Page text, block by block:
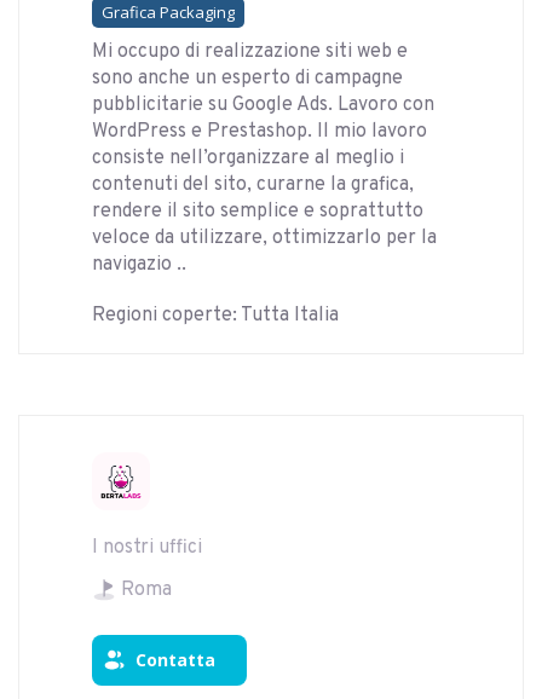
Grafica Packaging
Mi occupo di realizzazione siti web e
sono anche un esperto di campagne
pubblicitarie su Google Ads. Lavoro con
WordPress e Prestashop. Il mio lavoro
consiste nell’organizzare al meglio i
contenuti del sito, curarne la grafica,
rendere il sito semplice e soprattutto
veloce da utilizzare, ottimizzarlo per la
navigazio ..
Regioni coperte: Tutta Italia
I nostri uffici
Roma
Contatta